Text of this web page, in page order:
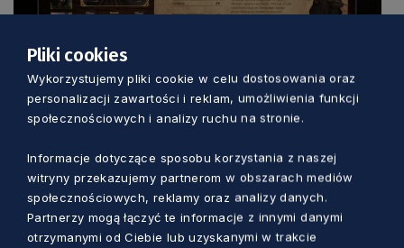
Czy wiedźmin dałby radę?
Jednak wędrówka po magicznych Kaszubach
to nie weekendowy spacerek po lasach i
łąkach. Już pierwszy napotkany Szargan,
szarżujący na drużynę bez ostrzeżenia, stał się
Pliki cookies
Wykorzystujemy pliki cookie w celu dostosowania oraz
personalizacji zawartości i reklam, umożliwienia funkcji
społecznościowych i analizy ruchu na stronie.
Informacje dotyczące sposobu korzystania z naszej
witryny przekazujemy partnerom w obszarach mediów
społecznościowych, reklamy oraz analizy danych.
Partnerzy mogą łączyć te informacje z innymi danymi
otrzymanymi od Ciebie lub uzyskanymi w trakcie